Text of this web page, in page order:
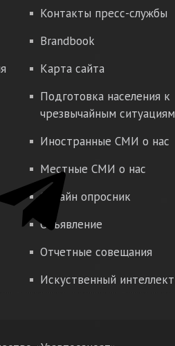
Контакты пресс-службы
Brandbook
Карта сайта
Подготовка населения к
чрезвычайным ситуациям
Иностранные СМИ о нас
Местные СМИ о нас
Онлайн опросник
Объявление
Отчетные совещания
Искуственный интеллект